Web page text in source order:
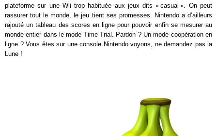
plateforme sur une Wii trop habituée aux jeux dits « casual ». On peut
rassurer tout le monde, le jeu tient ses promesses. Nintendo a d’ailleurs
rajouté un tableau des scores en ligne pour pouvoir enfin se mesurer au
monde entier dans le mode Time Trial. Pardon ? Un mode coopération en
ligne ? Vous êtes sur une console Nintendo voyons, ne demandez pas la
Lune !